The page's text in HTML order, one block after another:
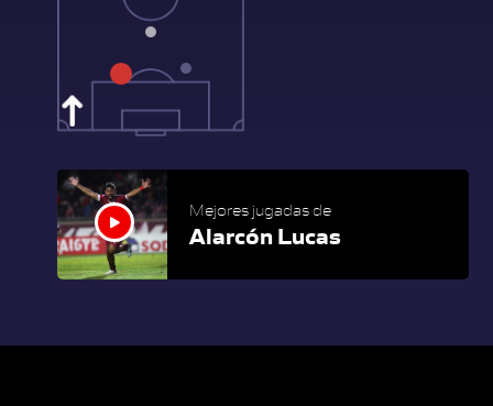
Mejores jugadas de
Alarcón Lucas